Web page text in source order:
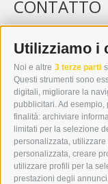
Utilizziamo i
Noi e altre 3 terze parti
Questi strumenti sono
digitali, migliorare la
pubblicitari. Ad
finalità: archiviare
limitati per la selezione
personalizzata,
personalizzata, creare
utilizzare profili per la
prestazioni degli
CONTATTO
WIPP-MEDIA GMBH
DER ERKER
I-39049 VIPITENO
TEL.: +39 0472
INFO@DERERKER.IT
ERKER